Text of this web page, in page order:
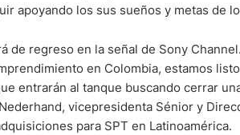
apoyando los sus sueños y metas de
de regreso en la señal de Sony
en Colombia, estamos
entrarán al tanque buscando cerrar
vicepresidenta Sénior y
para SPT en Latinoamérica.